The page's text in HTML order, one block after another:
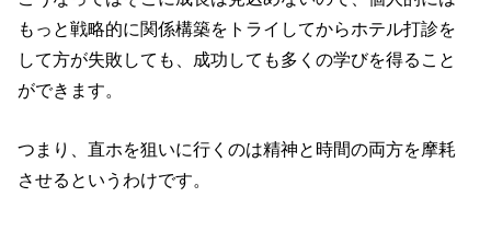
もっと戦略的に関係構築をトライしてからホテル打診を
して方が失敗しても、成功しても多くの学びを得ること
ができます。
つまり、直ホを狙いに行くのは精神と時間の両方を摩耗
させるというわけです。